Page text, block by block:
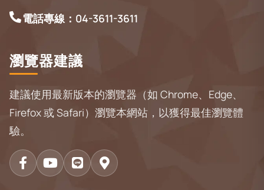
電話專線：04-3611-3611
瀏覽器建議
建議使用最新版本的瀏覽器（如 Chrome、Edge、
Firefox 或 Safari）瀏覽本網站，以獲得最佳瀏覽體
驗。